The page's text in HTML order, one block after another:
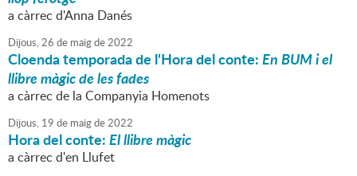
a càrrec d'Anna Danés
Dijous,26 de maigde2022
Cloenda temporada de l'Hora del conte:En BUM i el
llibre màgic de les fades
a càrrec de la Companyia Homenots
Dijous, 19 de maigde2022
Hora del conte:El llibre màgic
a càrrec d'en Llufet